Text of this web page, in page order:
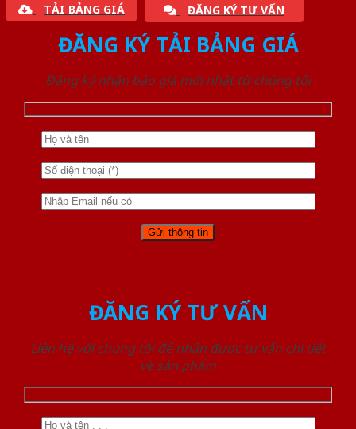
TẢI BẢNG GIÁ ĐĂNG KÝ TƯ VẤN
ĐĂNG KÝ TẢI BẢNG GIÁ
Đăng ký nhận báo giá mới nhất từ chúng tôi
ĐĂNG KÝ TƯ VẤN
Liên hệ với chúng tôi để nhận được tư vấn chi tiết
về sản phẩm